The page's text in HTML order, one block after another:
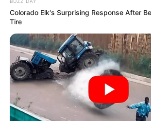
Colorado Elk's Surprising Response After
Tire